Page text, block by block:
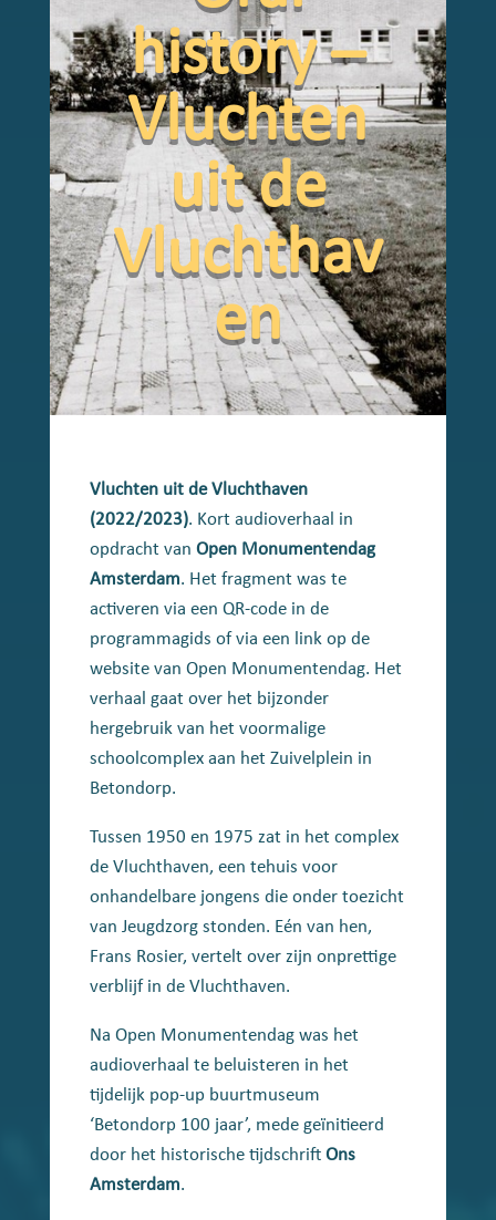
history –
Vluchten
uit de
Vluchthav
en
Vluchten uit de Vluchthaven
(2022/2023). Kort audioverhaal in
opdracht van Open Monumentendag
Amsterdam. Het fragment was te
activeren via een QR-code in de
programmagids of via een link op de
website van Open Monumentendag. Het
verhaal gaat over het bijzonder
hergebruik van het voormalige
schoolcomplex aan het Zuivelplein in
Betondorp.
Tussen 1950 en 1975 zat in het complex
de Vluchthaven, een tehuis voor
onhandelbare jongens die onder toezicht
van Jeugdzorg stonden. Eén van hen,
Frans Rosier, vertelt over zijn onprettige
verblijf in de Vluchthaven.
Na Open Monumentendag was het
audioverhaal te beluisteren in het
tijdelijk pop-up buurtmuseum
‘Betondorp 100 jaar’, mede geïnitieerd
door het historische tijdschriftOns
Amsterdam.